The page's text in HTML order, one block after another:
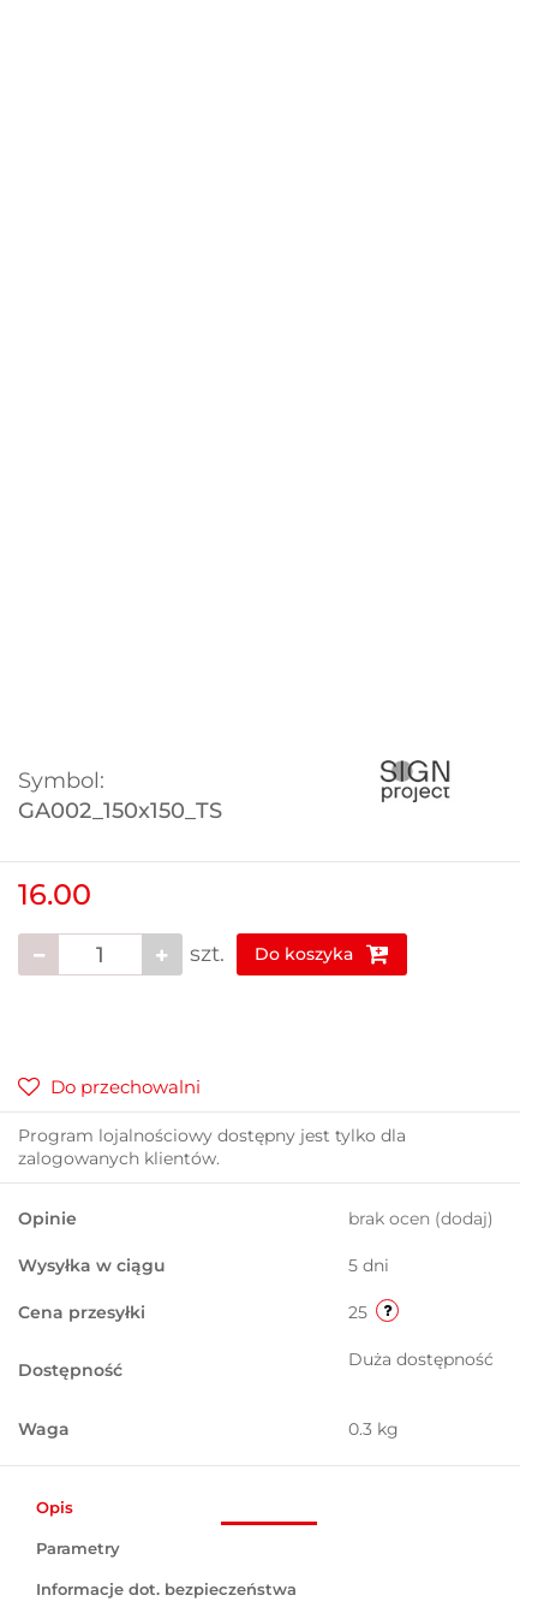
Symbol:
GA002_150x150_TS
16.00
szt. Do koszyka
Do przechowalni
Program lojalnościowy dostępny jest tylko dla
zalogowanych klientów.
Opinie brak ocen (dodaj)
Wysyłka w ciągu 5 dni
Cena przesyłki 25
Dostępność Duża dostępność
Waga 0.3 kg
Opis
Parametry
Informacje dot. bezpieczeństwa